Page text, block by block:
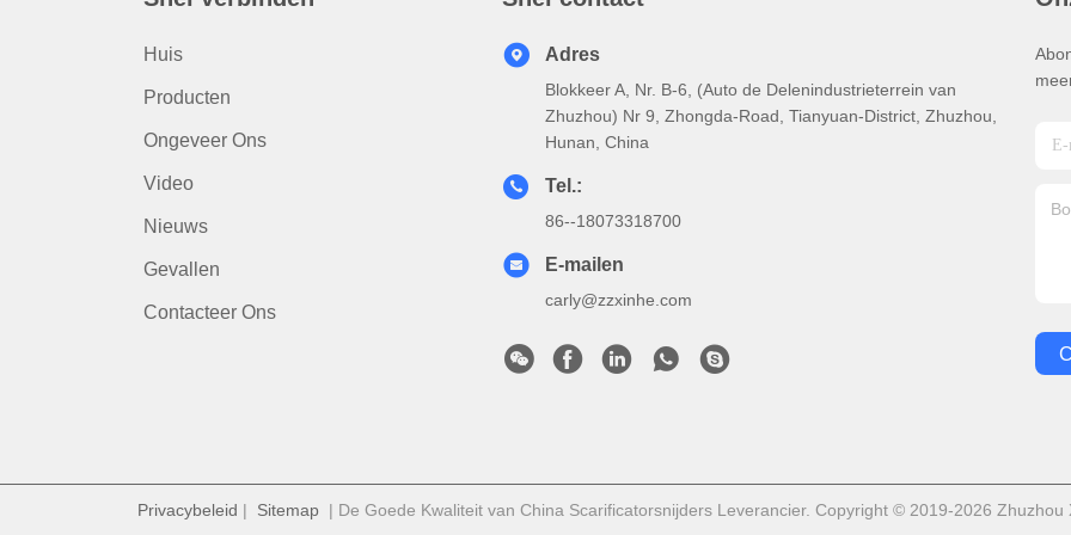
Huis
Producten
Ongeveer Ons
Video
Nieuws
Gevallen
Contacteer Ons
Adres
Blokkeer A, Nr. B-6, (Auto de Delenindustrieterrein van
Zhuzhou) Nr 9, Zhongda-Road, Tianyuan-District, Zhuzhou,
Hunan, China
Tel.:
86--18073318700
E-mailen
carly@zzxinhe.com
Privacybeleid | Sitemap | De Goede Kwaliteit van China Scarificatorsnijders Leverancier. Copyright © 2019-2026 Zhuzhou